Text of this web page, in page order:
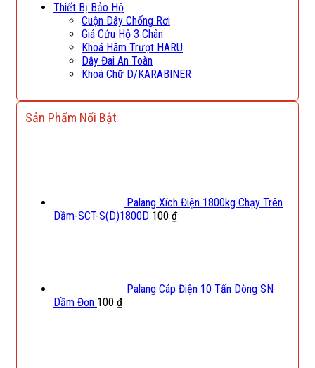
Thiết Bị Bảo Hộ
Cuộn Dây Chống Rơi
Giá Cứu Hộ 3 Chân
Khoá Hãm Trượt HARU
Dây Đai An Toàn
Khoá Chữ D/KARABINER
Sản Phẩm Nổi Bật
Palang Xích Điện 1800kg Chạy Trên
Dầm-SCT-S(D)1800D 100 ₫
Palang Cáp Điện 10 Tấn Dòng SN
Dầm Đơn 100 ₫